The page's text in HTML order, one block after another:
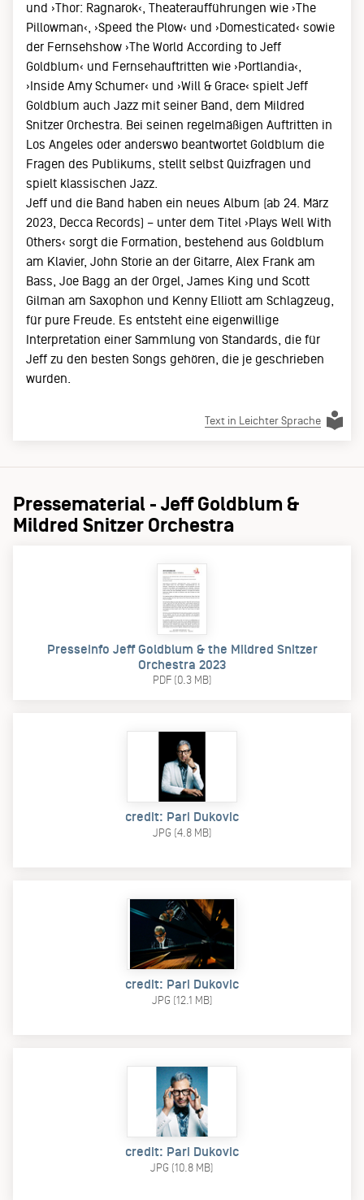
und ›Thor: Ragnarok‹, Theateraufführungen wie ›The
Pillowman‹, ›Speed the Plow‹ und ›Domesticated‹ sowie
der Fernsehshow ›The World According to Jeff
Goldblum‹ und Fernsehauftritten wie ›Portlandia‹,
›Inside Amy Schumer‹ und ›Will & Grace‹ spielt Jeff
Goldblum auch Jazz mit seiner Band, dem Mildred
Snitzer Orchestra. Bei seinen regelmäßigen Auftritten in
Los Angeles oder anderswo beantwortet Goldblum die
Fragen des Publikums, stellt selbst Quizfragen und
spielt klassischen Jazz.
Jeff und die Band haben ein neues Album (ab 24. März
2023, Decca Records) – unter dem Titel ›Plays Well With
Others‹ sorgt die Formation, bestehend aus Goldblum
am Klavier, John Storie an der Gitarre, Alex Frank am
Bass, Joe Bagg an der Orgel, James King und Scott
Gilman am Saxophon und Kenny Elliott am Schlagzeug,
für pure Freude. Es entsteht eine eigenwillige
Interpretation einer Sammlung von Standards, die für
Jeff zu den besten Songs gehören, die je geschrieben
wurden.
Text in Leichter Sprache
Pressematerial - Jeff Goldblum &
Mildred Snitzer Orchestra
Presseinfo Jeff Goldblum & the Mildred Snitzer
Orchestra 2023
PDF (0.3 MB)
credit: Pari Dukovic
JPG (4.8 MB)
credit: Pari Dukovic
JPG (12.1 MB)
credit: Pari Dukovic
JPG (10.8 MB)